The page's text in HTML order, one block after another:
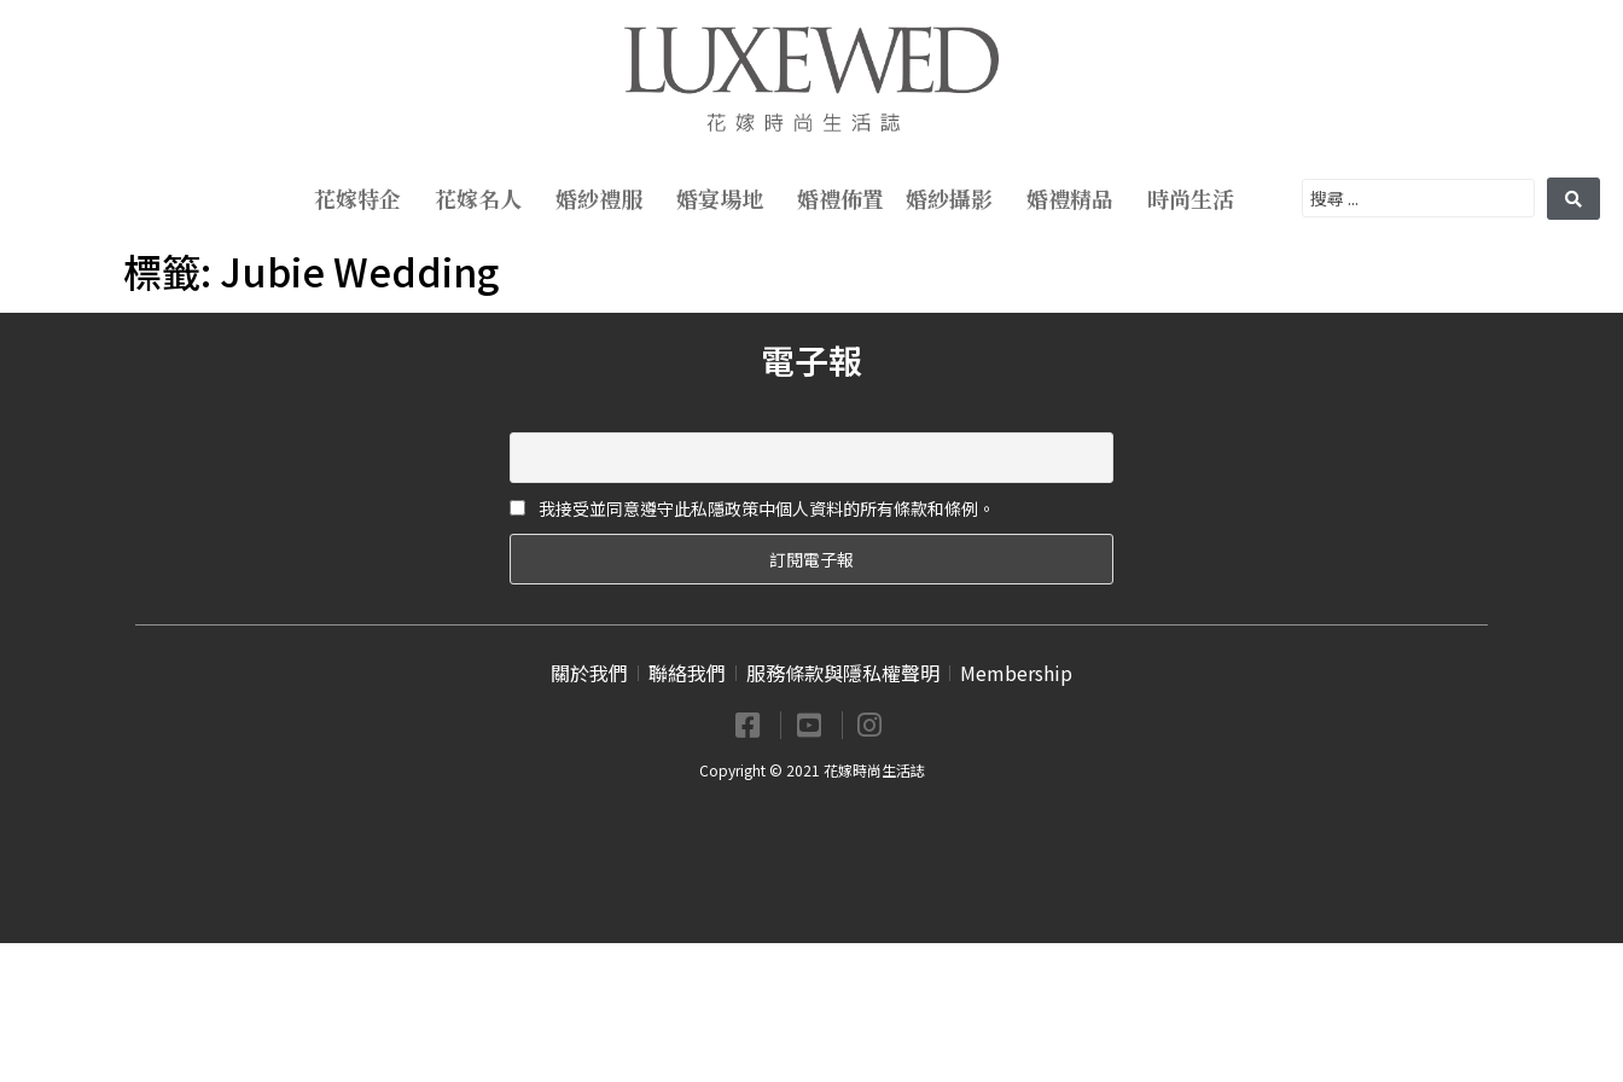
花嫁特企 花嫁名人 婚紗禮服 婚宴場地 婚禮佈置 婚紗攝影 婚禮精品 時尚生活
標籤: Jubie Wedding
電子報
我接受並同意遵守此私隱政策中個人資料的所有條款和條例。
關於我們 聯絡我們 服務條款與隱私權聲明 Membership
Copyright © 2021 花嫁時尚生活誌